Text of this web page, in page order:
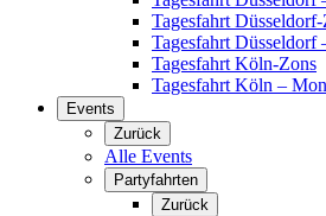
Tagesfahrt
Tagesfahrt Düsseldorf
Tagesfahrt Köln-Zons
Tagesfahrt Köln –
Events
Zurück
Alle Events
Partyfahrten
Zurück